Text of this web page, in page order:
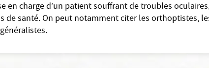
en charge d’un patient souffrant de troubles
de santé. On peut notamment citer les orthoptistes,